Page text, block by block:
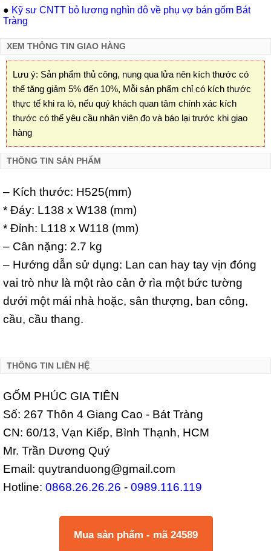
● Kỹ sư CNTT bỏ lương nghìn đô về phụ vợ bán gốm Bát
Tràng
XEM THÔNG TIN GIAO HÀNG
Lưu ý: Sản phẩm thủ công, nung qua lửa nên kích thước có
thể tăng giảm 5% đến 10%, Mỗi sản phẩm chỉ có kích thước
thực tế khi ra lò, nếu quý khách quan tâm chính xác kích
thước có thể yêu cầu nhân viên đo và báo lại trước khi giao
hàng
THÔNG TIN SẢN PHẨM
– Kích thước: H525(mm)
* Đáy: L138 x W138 (mm)
* Đỉnh: L118 x W118 (mm)
– Cân nặng: 2.7 kg
– Hướng dẫn sử dụng: Lan can hay tay vịn đóng
vai trò như là một rào cản ở rìa một bức tường
dưới một mái nhà hoặc, sân thượng, ban công,
cầu, cầu thang.
THÔNG TIN LIÊN HỆ
GỐM PHÚC GIA TIÊN
Số: 267 Thôn 4 Giang Cao - Bát Tràng
CN: 60/13, Vạn Kiếp, Bình Thạnh, HCM
Mr. Trần Dương Quý
Email: quytranduong@gmail.com
Hotline: 0868.26.26.26 - 0989.116.119
Mua sản phẩm - mã 24589